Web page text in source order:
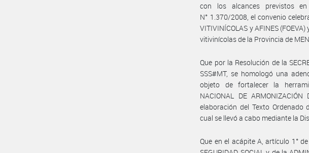
con los alcances previstos
N° 1.370/2008, el convenio
VITIVINÍCOLAS y AFINES
vitivinícolas de la Provincia de
Que por la Resolución de la
SSS#MT, se homologó una
objeto de fortalecer la
NACIONAL DE
elaboración del Texto Ordenado
cual se llevó a cabo mediante la
Que en el acápite A, artículo 1°